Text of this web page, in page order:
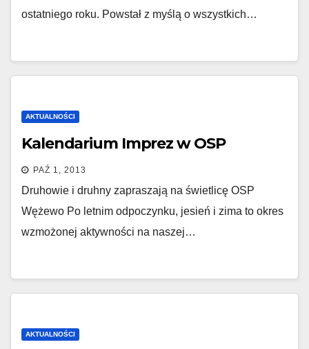
ostatniego roku. Powstał z myślą o wszystkich…
AKTUALNOŚCI
Kalendarium Imprez w OSP
PAŹ 1, 2013
Druhowie i druhny zapraszają na świetlicę OSP
Wężewo Po letnim odpoczynku, jesień i zima to okres
wzmożonej aktywności na naszej…
AKTUALNOŚCI